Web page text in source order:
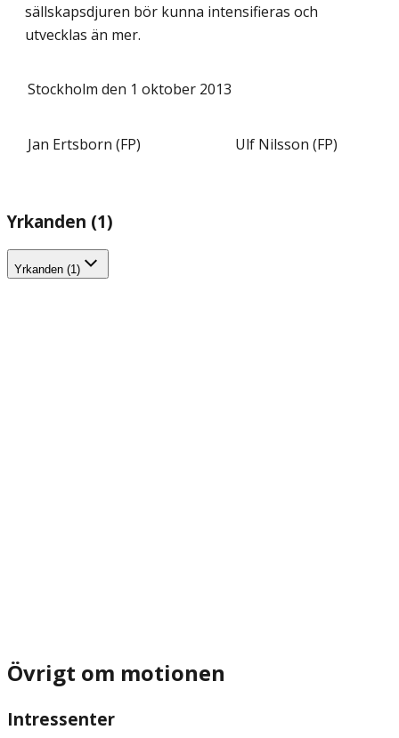
sällskapsdjuren bör kunna intensifieras och
utvecklas än mer.
Stockholm den 1 oktober 2013
Jan Ertsborn (FP) Ulf Nilsson (FP)
Yrkanden (1)
Yrkanden (1)
Övrigt om motionen
Intressenter